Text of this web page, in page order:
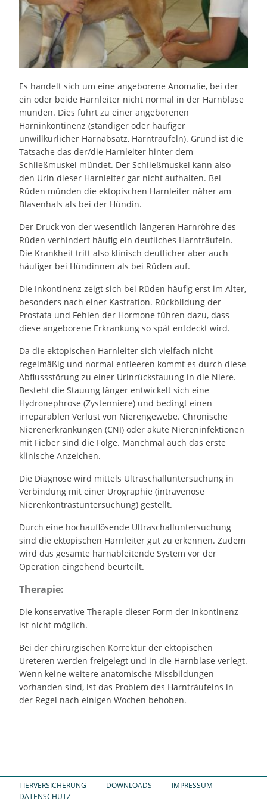
Es handelt sich um eine angeborene Anomalie, bei der
ein oder beide Harnleiter nicht normal in der Harnblase
münden. Dies führt zu einer angeborenen
Harninkontinenz (ständiger oder häufiger
unwillkürlicher Harnabsatz, Harnträufeln). Grund ist die
Tatsache das der/die Harnleiter hinter dem
Schließmuskel mündet. Der Schließmuskel kann also
den Urin dieser Harnleiter gar nicht aufhalten. Bei
Rüden münden die ektopischen Harnleiter näher am
Blasenhals als bei der Hündin.
Der Druck von der wesentlich längeren Harnröhre des
Rüden verhindert häufig ein deutliches Harnträufeln.
Die Krankheit tritt also klinisch deutlicher aber auch
häufiger bei Hündinnen als bei Rüden auf.
Die Inkontinenz zeigt sich bei Rüden häufig erst im Alter,
besonders nach einer Kastration. Rückbildung der
Prostata und Fehlen der Hormone führen dazu, dass
diese angeborene Erkrankung so spät entdeckt wird.
Da die ektopischen Harnleiter sich vielfach nicht
regelmäßig und normal entleeren kommt es durch diese
Abflussstörung zu einer Urinrückstauung in die Niere.
Besteht die Stauung länger entwickelt sich eine
Hydronephrose (Zystenniere) und bedingt einen
irreparablen Verlust von Nierengewebe. Chronische
Nierenerkrankungen (CNI) oder akute Niereninfektionen
mit Fieber sind die Folge. Manchmal auch das erste
klinische Anzeichen.
Die Diagnose wird mittels Ultraschalluntersuchung in
Verbindung mit einer Urographie (intravenöse
Nierenkontrastuntersuchung) gestellt.
Durch eine hochauflösende Ultraschalluntersuchung
sind die ektopischen Harnleiter gut zu erkennen. Zudem
wird das gesamte harnableitende System vor der
Operation eingehend beurteilt.
Therapie:
Die konservative Therapie dieser Form der Inkontinenz
ist nicht möglich.
Bei der chirurgischen Korrektur der ektopischen
Ureteren werden freigelegt und in die Harnblase verlegt.
Wenn keine weitere anatomische Missbildungen
vorhanden sind, ist das Problem des Harnträufelns in
der Regel nach einigen Wochen behoben.
TIERVERSICHERUNG DOWNLOADS
IMPRESSUM
DATENSCHUTZ